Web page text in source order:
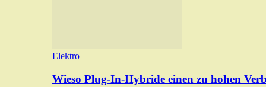
Elektro
Wieso Plug-In-Hybride einen zu hohen